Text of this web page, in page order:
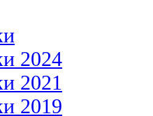
2024
2021
2019